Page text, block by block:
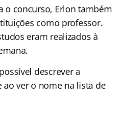
o concurso, Erlon também
como professor.
eram realizados à
descrever a
ao ver o nome na lista de